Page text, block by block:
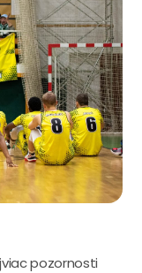
pozornosti